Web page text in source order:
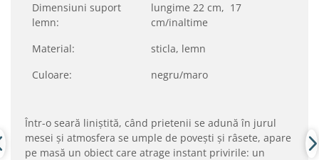
Dimensiuni suport
lemn:
lungime 22 cm, 17
cm/inaltime
Material:
sticla, lemn
Culoare:
negru/maro
Într-o seară liniștită, când prietenii se adună în jurul
mesei și atmosfera se umple de povești și râsete, apare
pe masă un obiect care atrage instant privirile: un